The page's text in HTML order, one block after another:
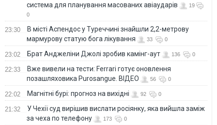
система для планування масованих авіаударів
19
0
23:30
В місті Аспендос у Туреччині знайшли 2,2-метрову
мармурову статую бога лікування
33 0
23:02 Брат Анджеліни Джолі зробив камінг-аут 136 0
22:33
Вже вивели на тести: Ferrari готує оновлення
позашляховика Purosangue. ВІДЕО
56 0
22:02 Магнітні бурі: прогноз на вихідні 92 0
21:32
У Чехії суд вирішив вислати росіянку, яка вийшла заміж
за чеха по телефону
173 0